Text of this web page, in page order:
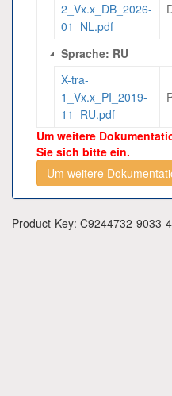
2_Vx.x_DB_2026-
01_NL.pdf
Sprache: RU
X-tra-
1_Vx.x_PI_2019-
11_RU.pdf
Um weitere
Sie sich bitte ein.
Um weitere
Product-Key: C9244732-9033-